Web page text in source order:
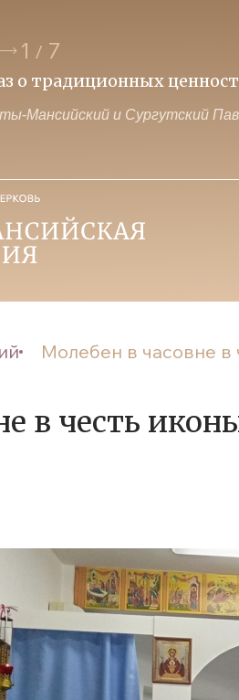
1 / 7
о традиционных
Мансийский и Сургутский
Молебен в часовне в
в честь